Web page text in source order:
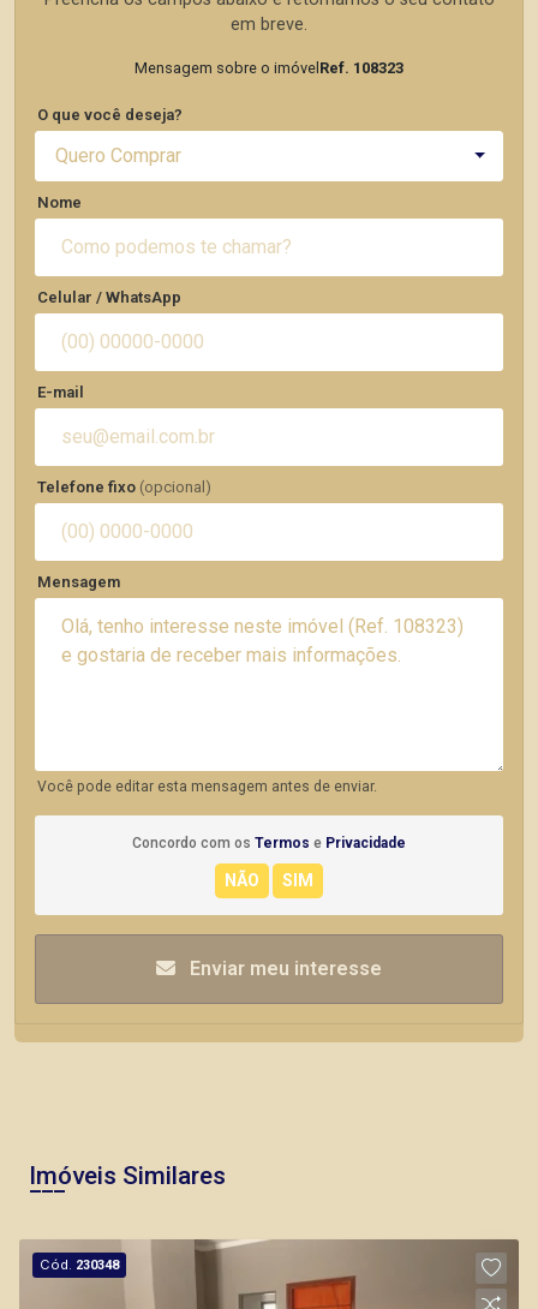
em breve.
Mensagem sobre o imóvel Ref. 108323
O que você deseja?
Quero Comprar
Nome
Celular / WhatsApp
E-mail
Telefone fixo (opcional)
Mensagem
Você pode editar esta mensagem antes de enviar.
Concordo com os Termos e Privacidade
Enviar meu interesse
Imóveis Similares
Cód. 230348